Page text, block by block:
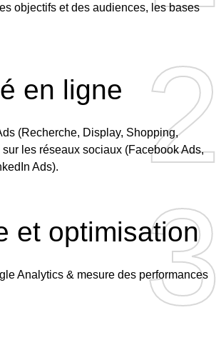
objectifs et des audiences, les bases
2
2
en ligne
(Recherche, Display, Shopping,
les réseaux sociaux (Facebook Ads,
Ads).
3
3
et optimisation
Analytics & mesure des performances